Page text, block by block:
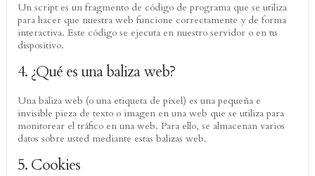
Un script es un fragmento de código de programa que se utiliza
para hacer que nuestra web funcione correctamente y de forma
interactiva. Este código se ejecuta en nuestro servidor o en tu
dispositivo.
4. ¿Qué es una baliza web?
Una baliza web (o una etiqueta de píxel) es una pequeña e
invisible pieza de texto o imagen en una web que se utiliza para
monitorear el tráfico en una web. Para ello, se almacenan varios
datos sobre usted mediante estas balizas web.
5. Cookies